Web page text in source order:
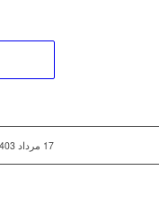
17 مرداد 1403